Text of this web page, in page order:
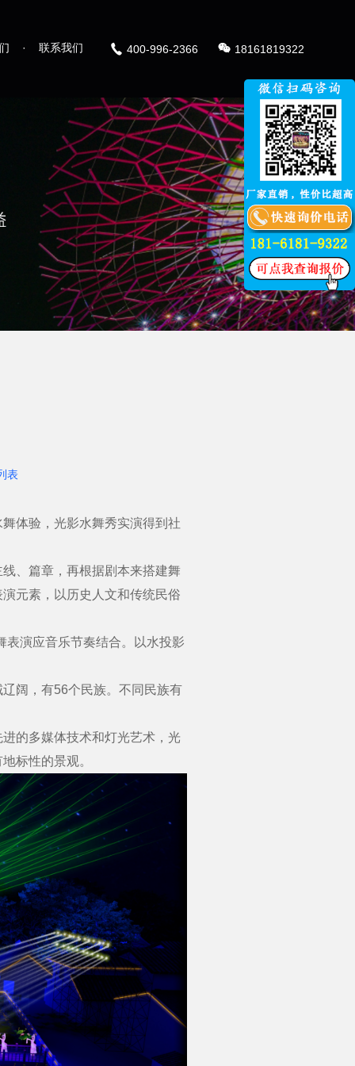
· 联系我们 400-996-2366 18161819322
表
体验，光影水舞秀实演得到社
、篇章，再根据剧本来搭建舞
元素，以历史人文和传统民俗
演应音乐节奏结合。以水投影
阔，有56个民族。不同民族有
的多媒体技术和灯光艺术，光
标性的景观。